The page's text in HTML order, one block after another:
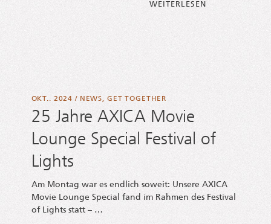
WEI­TER­LE­SEN
OKT.. 2024 / NEWS, GET TOGETHER
25 Jahre AXICA Movie
Lounge Special Festival of
Lights
Am Mon­tag war es end­lich soweit: Unse­re AXICA
Movie Lounge Spe­cial fand im Rah­men des Fes­ti­val
of Lights statt – …